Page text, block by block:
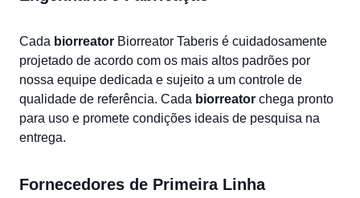
Cada biorreator Biorreator Taberis é cuidadosamente
projetado de acordo com os mais altos padrões por
nossa equipe dedicada e sujeito a um controle de
qualidade de referência. Cada biorreator chega pronto
para uso e promete condições ideais de pesquisa na
entrega.
Fornecedores de Primeira Linha